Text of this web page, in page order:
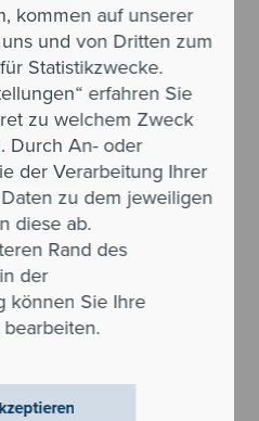
kommen auf unserer
und von Dritten zum
Statistikzwecke.
erfahren Sie
zu welchem Zweck
Durch An- oder
der Verarbeitung Ihrer
zu dem jeweiligen
diese ab.
Rand des
der
können Sie Ihre